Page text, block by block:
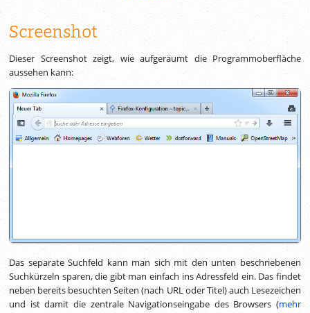
Screenshot
Dieser Screenshot zeigt, wie aufgeräumt die Programmoberfläche
aussehen kann:
Das separate Suchfeld kann man sich mit den unten beschriebenen
Suchkürzeln sparen, die gibt man einfach ins Adressfeld ein. Das findet
neben bereits besuchten Seiten (nach URL oder Titel) auch Lesezeichen
und ist damit die zentrale Navigationseingabe des Browsers (mehr